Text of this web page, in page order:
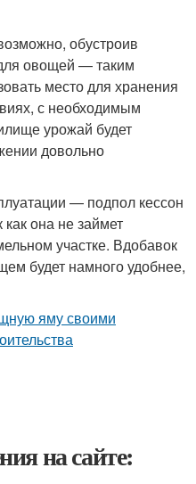
обустроив
овощей — таким
место для хранения
с необходимым
урожай будет
довольно
— подпол кессон
она не займет
участке. Вдобавок
будет намного удобнее,
на сайте: